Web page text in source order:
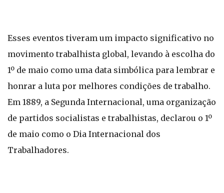
Esses eventos tiveram um impacto significativo no
movimento trabalhista global, levando à escolha do
1º de maio como uma data simbólica para lembrar e
honrar a luta por melhores condições de trabalho.
Em 1889, a Segunda Internacional, uma organização
de partidos socialistas e trabalhistas, declarou o 1º
de maio como o Dia Internacional dos
Trabalhadores.